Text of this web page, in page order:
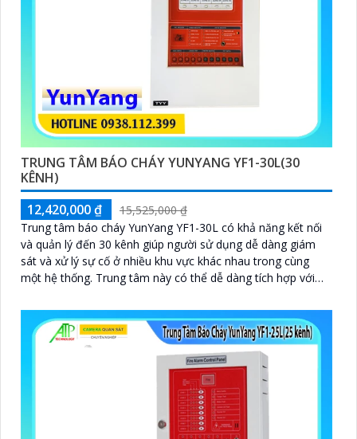
TRUNG TÂM BÁO CHÁY YUNYANG YF1-30L(30
KÊNH)
12,420,000 ₫
15,525,000 ₫
Trung tâm báo cháy YunYang YF1-30L có khả năng kết nối
và quản lý đến 30 kênh giúp người sử dụng dễ dàng giám
sát và xử lý sự cố ở nhiều khu vực khác nhau trong cùng
một hệ thống. Trung tâm này có thể dễ dàng tích hợp với
hệ thống chữa cháy tự động giúp tăng cường hiệu quả ứng
phó sự cố